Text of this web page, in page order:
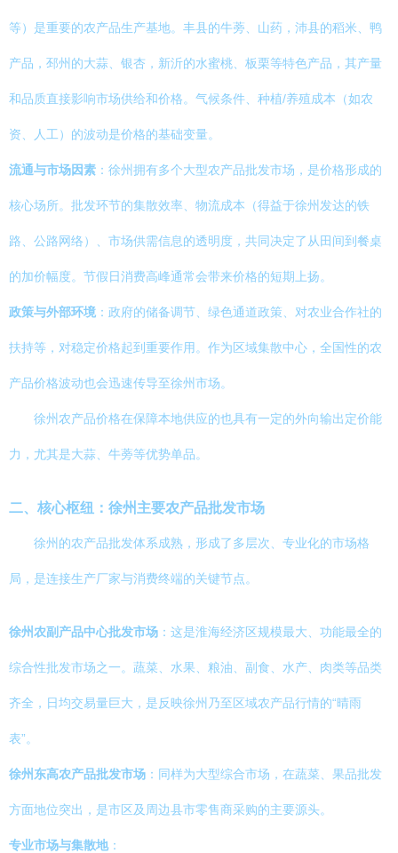
等）是重要的农产品生产基地。丰县的牛蒡、山药，沛县的稻米、鸭
产品，邳州的大蒜、银杏，新沂的水蜜桃、板栗等特色产品，其产量
和品质直接影响市场供给和价格。气候条件、种植/养殖成本（如农
资、人工）的波动是价格的基础变量。
流通与市场因素 ：徐州拥有多个大型农产品批发市场，是价格形成的
核心场所。批发环节的集散效率、物流成本（得益于徐州发达的铁
路、公路网络）、市场供需信息的透明度，共同决定了从田间到餐桌
的加价幅度。节假日消费高峰通常会带来价格的短期上扬。
政策与外部环境 ：政府的储备调节、绿色通道政策、对农业合作社的
扶持等，对稳定价格起到重要作用。作为区域集散中心，全国性的农
产品价格波动也会迅速传导至徐州市场。
徐州农产品价格在保障本地供应的也具有一定的外向输出定价能
力，尤其是大蒜、牛蒡等优势单品。
二、核心枢纽：徐州主要农产品批发市场
徐州的农产品批发体系成熟，形成了多层次、专业化的市场格
局，是连接生产厂家与消费终端的关键节点。
徐州农副产品中心批发市场 ：这是淮海经济区规模最大、功能最全的
综合性批发市场之一。蔬菜、水果、粮油、副食、水产、肉类等品类
齐全，日均交易量巨大，是反映徐州乃至区域农产品行情的“晴雨
表”。
徐州东高农产品批发市场 ：同样为大型综合市场，在蔬菜、果品批发
方面地位突出，是市区及周边县市零售商采购的主要源头。
专业市场与集散地：